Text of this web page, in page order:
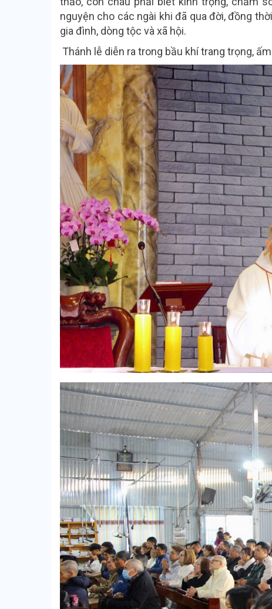
nguyện cho các ngài khi đã qua đời, đồng
gia đình, dòng tộc và xã hội.
Thánh lễ diễn ra trong bầu khí trang trọng,